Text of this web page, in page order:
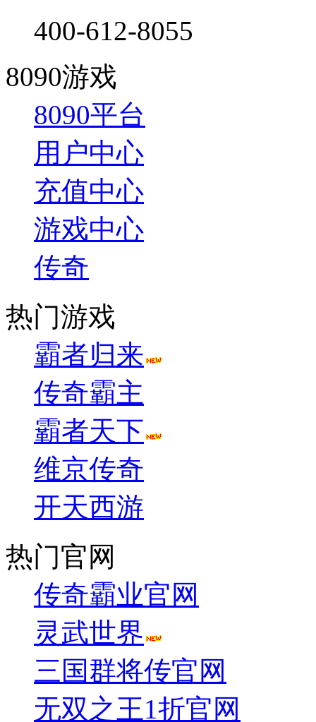
400-612-8055
8090游戏
8090平台
用户中心
充值中心
游戏中心
传奇
热门游戏
霸者归来
传奇霸主
霸者天下
维京传奇
开天西游
热门官网
传奇霸业官网
灵武世界
三国群将传官网
无双之王1折官网